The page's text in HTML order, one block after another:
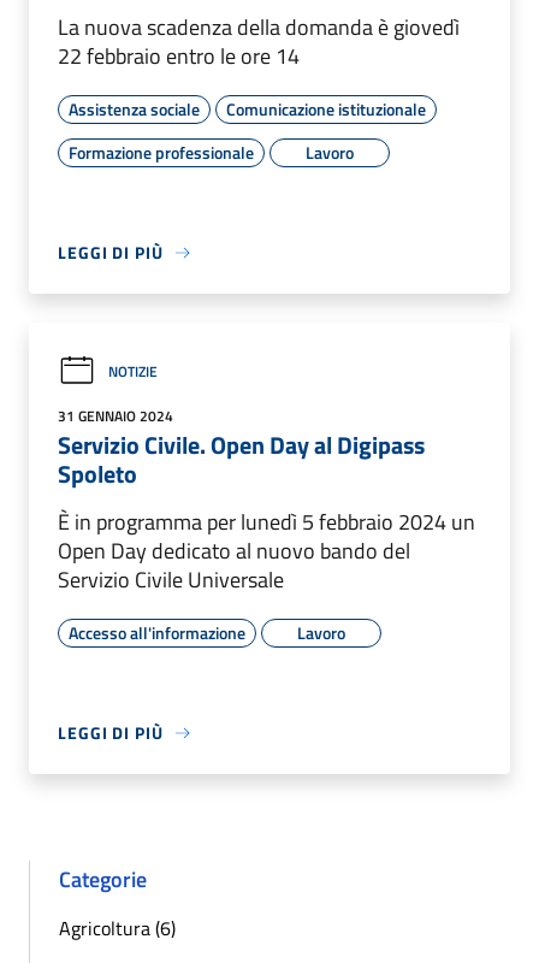
La nuova scadenza della domanda è giovedì
22 febbraio entro le ore 14
Assistenza sociale
Comunicazione istituzionale
Formazione professionale
Lavoro
LEGGI DI PIÙ
NOTIZIE
31 GENNAIO 2024
Servizio Civile. Open Day al Digipass
Spoleto
È in programma per lunedì 5 febbraio 2024 un
Open Day dedicato al nuovo bando del
Servizio Civile Universale
Accesso all'informazione Lavoro
LEGGI DI PIÙ
Categorie
Agricoltura (6)